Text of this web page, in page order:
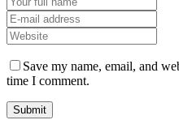
Save my name, email, and
time I comment.